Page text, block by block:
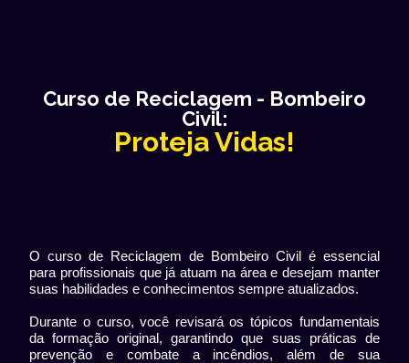
Curso de Reciclagem - Bombeiro
Civil:
Proteja Vidas!
O curso de Reciclagem de Bombeiro Civil é essencial
para profissionais que já atuam na área e desejam manter
suas habilidades e conhecimentos sempre atualizados.
Durante o curso, você revisará os tópicos fundamentais
da formação original, garantindo que suas práticas de
prevenção e combate a incêndios, além de sua